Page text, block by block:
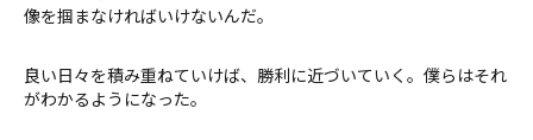
像を掴まなければいけないんだ。
良い日々を積み重ねていけば、勝利に近づいていく。僕らはそれ
がわかるようになった。